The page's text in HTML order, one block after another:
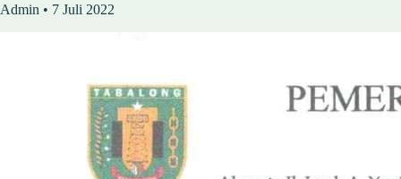
Admin • 7 Juli 2022